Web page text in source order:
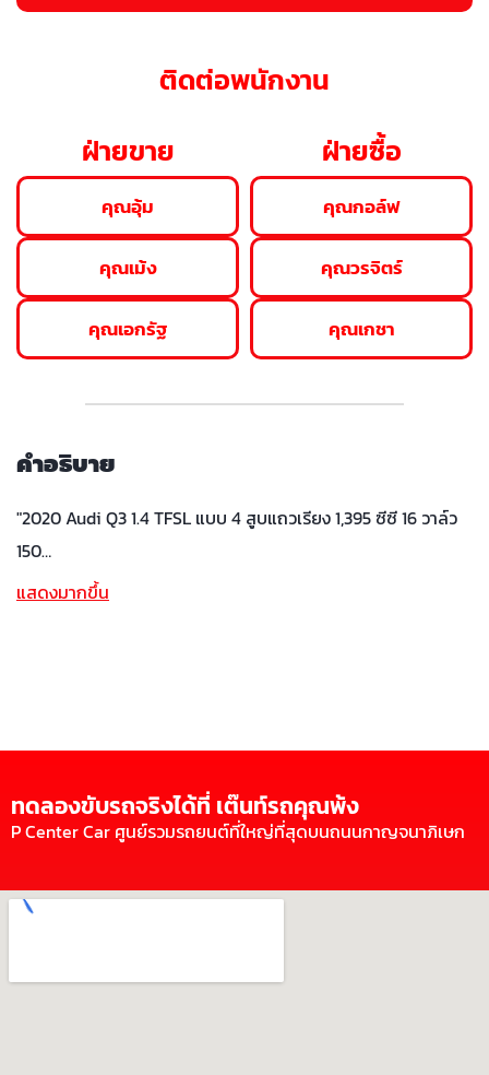
ติดต่อพนักงาน
ฝ่ายขาย
คุณอุ้ม
คุณเม้ง
คุณเอกรัฐ
ฝ่ายซื้อ
คุณกอล์ฟ
คุณวรจิตร์
คุณเกชา
คำอธิบาย
"2020 Audi Q3 1.4 TFSL แบบ 4 สูบแถวเรียง 1,395 ซีซี 16 วาล์ว
150…
แสดงมากขึ้น
ทดลองขับรถจริงได้ที่ เต๊นท์รถคุณพ้ง
P Center Car ศูนย์รวมรถยนต์ที่ใหญ่ที่สุดบนถนนกาญจนาภิเษก